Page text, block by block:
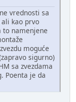
vrednosti sa
kao prvo
to namenjene
moguće
sigurno)
sa zvezdama
Poenta je da